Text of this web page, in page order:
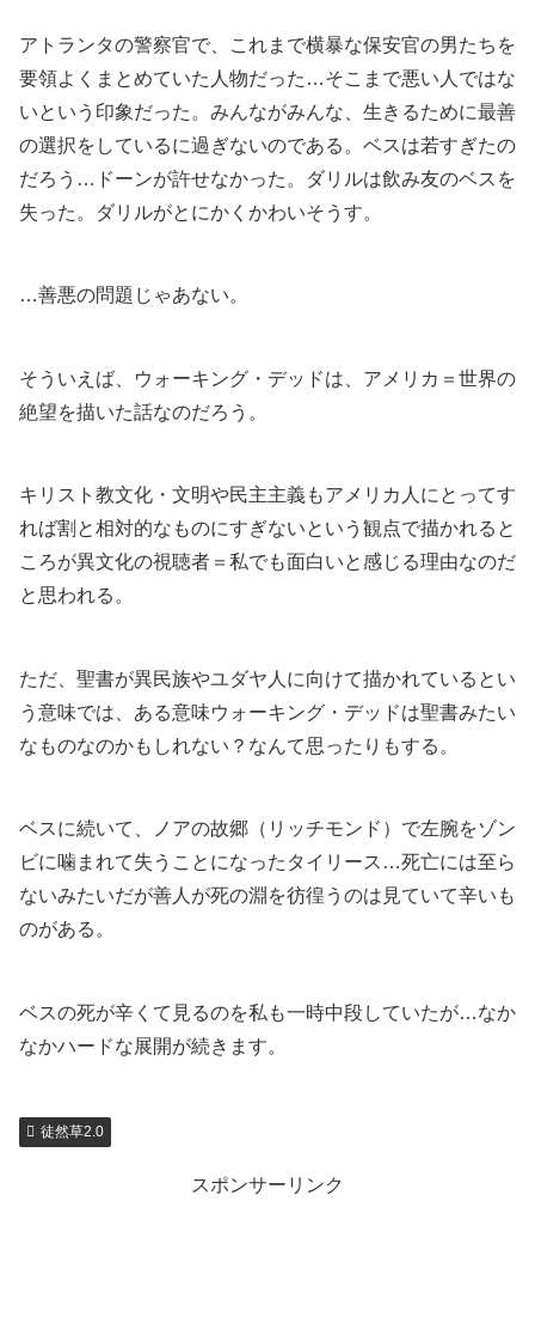
アトランタの警察官で、これまで横暴な保安官の男たちを
要領よくまとめていた人物だった…そこまで悪い人ではな
いという印象だった。みんながみんな、生きるために最善
の選択をしているに過ぎないのである。ベスは若すぎたの
だろう…ドーンが許せなかった。ダリルは飲み友のベスを
失った。ダリルがとにかくかわいそうす。
…善悪の問題じゃあない。
そういえば、ウォーキング・デッドは、アメリカ＝世界の
絶望を描いた話なのだろう。
キリスト教文化・文明や民主主義もアメリカ人にとってす
れば割と相対的なものにすぎないという観点で描かれると
ころが異文化の視聴者＝私でも面白いと感じる理由なのだ
と思われる。
ただ、聖書が異民族やユダヤ人に向けて描かれているとい
う意味では、ある意味ウォーキング・デッドは聖書みたい
なものなのかもしれない？なんて思ったりもする。
ベスに続いて、ノアの故郷（リッチモンド）で左腕をゾン
ビに噛まれて失うことになったタイリース…死亡には至ら
ないみたいだが善人が死の淵を彷徨うのは見ていて辛いも
のがある。
ベスの死が辛くて見るのを私も一時中段していたが…なか
なかハードな展開が続きます。
徒然草2.0
スポンサーリンク